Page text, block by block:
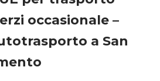
occasionale –
a San